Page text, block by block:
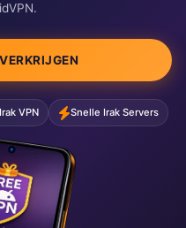
VPN Snelle Irak Servers